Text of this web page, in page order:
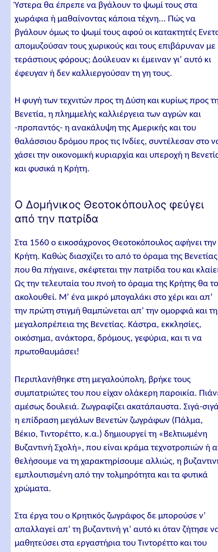
Ύστερα θα έπρεπε να βγάλουν το ψωμί τους στα
χωράφια ή μαθαίνοντας κάποια τέχνη... Πώς να
βγάλουν όμως το ψωμί τους αφού οι κατακτητές
απομυζούσαν τους χωρικούς και τους επιβάρυναν με
τεράστιους φόρους; Δούλευαν κι έμειναν γι’ αυτό κι
έφευγαν ή δεν καλλιεργούσαν τη γη τους.
Η φυγή των τεχνιτών προς τη Δύση και κυρίως προς
Βενετία, η πλημμελής καλλιέργεια των αγρών και
-προπαντός- η ανακάλυψη της Αμερικής και του
θαλάσσιου δρόμου προς τις Ινδίες, συντέλεσαν στο
χάσει την οικονομική κυριαρχία και υπεροχή η
και φυσικά η Κρήτη.
Ο Δομήνικος Θεοτοκόπουλος φεύγει
από την πατρίδα
Στα 1560 ο εικοσάχρονος Θεοτοκόπουλος αφήνει την
Κρήτη. Καθώς διασχίζει το από το όραμα της Βενετίας
που θα πήγαινε, σκέφτεται την πατρίδα του και
Ως την τελευταία του πνοή το όραμα της Κρήτης θα
ακολουθεί. Μ’ ένα μικρό μπογαλάκι στο χέρι και απ’
την πρώτη στιγμή θαμπώνεται απ’ την ομορφιά και τη
μεγαλοπρέπεια της Βενετίας. Κάστρα, εκκλησίες,
οικόσημα, ανάκτορα, δρόμους, γεφύρια, και τι να
πρωτοθαυμάσει!
Περιπλανήθηκε στη μεγαλούπολη, βρήκε τους
συμπατριώτες του που είχαν ολάκερη παροικία.
αμέσως δουλειά. Ζωγραφίζει ακατάπαυστα. Σιγά-
η επίδραση μεγάλων Βενετών ζωγράφων (Πάλμα,
Βέκιο, Τιντορέττο, κ.α.) δημιουργεί τη «Βελτιωμένη
Βυζαντινή Σχολή», που είναι κράμα τεχνοτροπιών ή
θελήσουμε να τη χαρακτηρίσουμε αλλιώς, η
εμπλουτισμένη από την τολμηρότητα και τα φυτικά
χρώματα.
Στα έργα του ο Κρητικός ζωγράφος δε μπορούσε ν’
απαλλαγεί απ’ τη βυζαντινή γι’ αυτό κι όταν ζήτησε
μαθητεύσει στα εργαστήρια του Τιντορέττο και του